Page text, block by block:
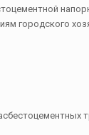
городского